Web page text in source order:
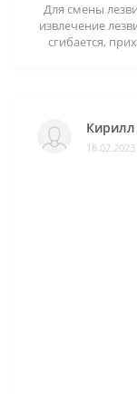
Для смены
извлечение
сгибается,
Кирилл
18.02.2023